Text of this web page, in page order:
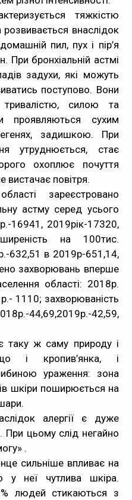
тяжкістю
розвивається внаслідок
пил, пух і пір’я
При бронхіальній астмі
задухи, які можуть
поступово. Вони
силою та
проявляються сухим
задишкою. При
утруднюється, стає
охоплює почуття
вистачає повітря.
зареєстровано
астму серед усього
16941, 2019рік-17320,
на 100тис.
632,51 в 2019р-651,14,
захворювань вперше
області: 2018р.
1110; захворюваність
44,69,2019р.-42,59,
таку ж саму природу і
і кропив’янка, і
ураження: зона
шкіри поширюється на
алергії є дуже
цьому слід негайно
.
сильніше впливає на
у неї чутлива шкіра.
людей стикаються з